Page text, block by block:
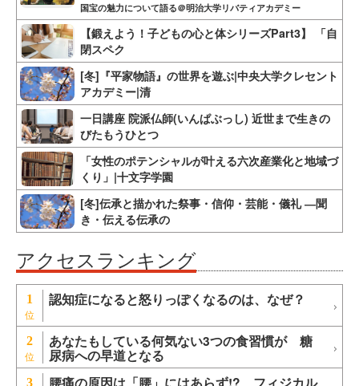
国宝の魅力について語る＠明治大学リバティアカデミー
【鍛えよう！子どもの心と体シリーズPart3】 「自
閉スペク
[冬]『平家物語』の世界を遊ぶ|中央大学クレセント
アカデミー|清
一日講座 院派仏師(いんぱぶっし) 近世まで生きの
びたもうひとつ
「女性のポテンシャルが叶える六次産業化と地域づ
くり」|十文字学園
[冬]伝承と描かれた祭事・信仰・芸能・儀礼 ―聞
き・伝える伝承の
アクセスランキング
1 認知症になると怒りっぽくなるのは、なぜ？
2 あなたもしている何気ない3つの食習慣が 糖
尿病への早道となる
3